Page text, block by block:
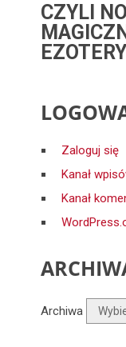
CZYLI
Zaloguj się
Kanał
Kanał
Archiwa